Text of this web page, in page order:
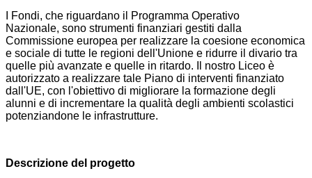
I Fondi, che riguardano il Programma Operativo
Nazionale, sono strumenti finanziari gestiti dalla
Commissione europea per realizzare la coesione economica
e sociale di tutte le regioni dell'Unione e ridurre il divario tra
quelle più avanzate e quelle in ritardo. Il nostro Liceo è
autorizzato a realizzare tale Piano di interventi finanziato
dall'UE, con l'obiettivo di migliorare la formazione degli
alunni e di incrementare la qualità degli ambienti scolastici
potenziandone le infrastrutture.
Descrizione del progetto